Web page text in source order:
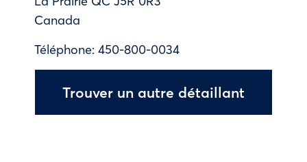
Canada
Téléphone: 450-800-0034
Trouver un autre détaillant